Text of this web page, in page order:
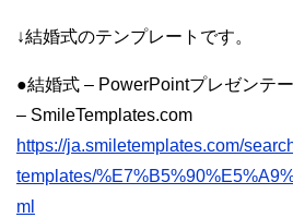
↓結婚式のテンプレートです。
●結婚式 – PowerPointプレゼンテ
– SmileTemplates.com
https://ja.smiletemplates.com/
templates/
ml